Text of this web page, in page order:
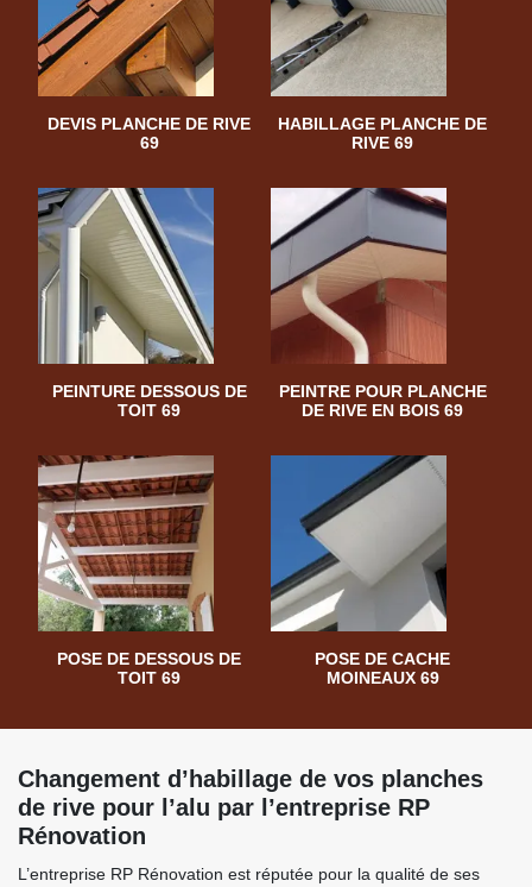
DEVIS PLANCHE DE RIVE
69
HABILLAGE PLANCHE DE
RIVE 69
PEINTURE DESSOUS DE
TOIT 69
PEINTRE POUR PLANCHE
DE RIVE EN BOIS 69
POSE DE DESSOUS DE
TOIT 69
POSE DE CACHE
MOINEAUX 69
Changement d’habillage de vos planches
de rive pour l’alu par l’entreprise RP
Rénovation
L’entreprise RP Rénovation est réputée pour la qualité de ses